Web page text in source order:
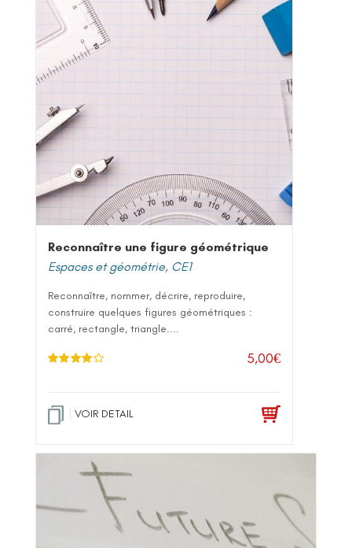
Reconnaître une figure géométrique
Espaces et géométrie, CE1
Reconnaître, nommer, décrire, reproduire,
construire quelques figures géométriques :
carré, rectangle, triangle....
5,00€
VOIR DETAIL